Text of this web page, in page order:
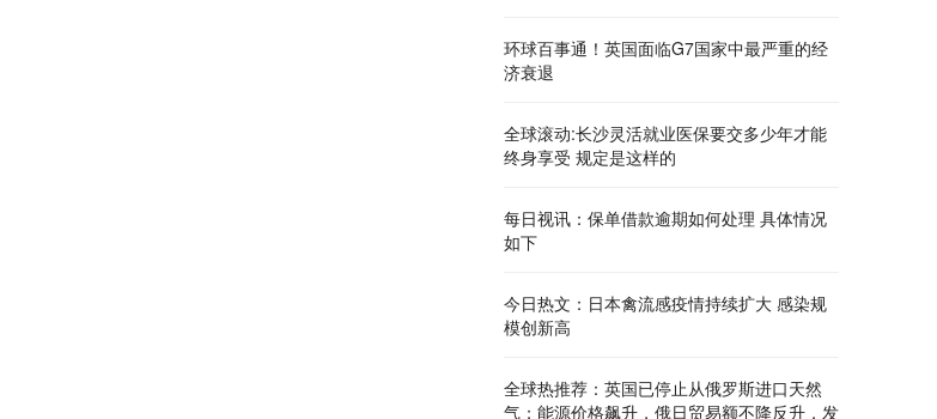
环球百事通！英国面临G7国家中最严重的经
济衰退
全球滚动:长沙灵活就业医保要交多少年才能
终身享受 规定是这样的
每日视讯：保单借款逾期如何处理 具体情况
如下
今日热文：日本禽流感疫情持续扩大 感染规
模创新高
全球热推荐：英国已停止从俄罗斯进口天然
气；能源价格飙升，俄日贸易额不降反升，发